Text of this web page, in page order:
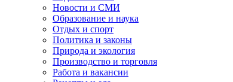
Новости и СМИ
Образование и наука
Отдых и спорт
Политика и законы
Природа и экология
Производство и торговля
Работа и вакансии